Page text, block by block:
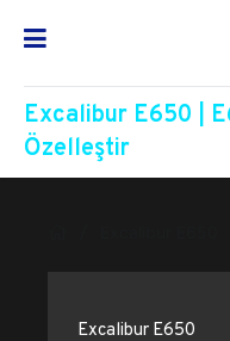
Excalibur E650 |
Özelleştir
Excalibur E650